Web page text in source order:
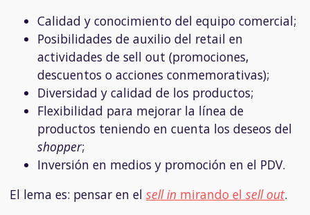
Calidad y conocimiento del equipo comercial;
Posibilidades de auxilio del retail en
actividades de sell out (promociones,
descuentos o acciones conmemorativas);
Diversidad y calidad de los productos;
Flexibilidad para mejorar la línea de
productos teniendo en cuenta los deseos del
shopper;
Inversión en medios y promoción en el PDV.
El lema es: pensar en el sell in mirando el sell out.